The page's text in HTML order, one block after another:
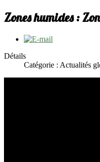
Zones humides :
Détails
Catégorie : Actualités